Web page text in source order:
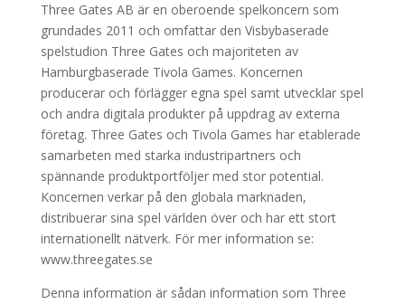
Three Gates AB är en oberoende spelkoncern som
grundades 2011 och omfattar den Visbybaserade
spelstudion Three Gates och majoriteten av
Hamburgbaserade Tivola Games. Koncernen
producerar och förlägger egna spel samt utvecklar spel
och andra digitala produkter på uppdrag av externa
företag. Three Gates och Tivola Games har etablerade
samarbeten med starka industripartners och
spännande produktportföljer med stor potential.
Koncernen verkar på den globala marknaden,
distribuerar sina spel världen över och har ett stort
internationellt nätverk. För mer information se:
www.threegates.se
Denna information är sådan information som Three